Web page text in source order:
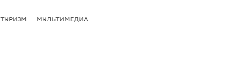
ТУРИЗМ МУЛЬТИМЕДИА